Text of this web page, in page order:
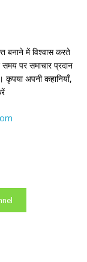
बनाने में विश्वास करते
पर समाचार प्रदान
अपनी कहानियाँ,